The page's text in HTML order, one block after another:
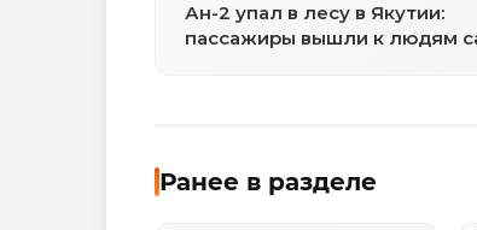
Ан-2 упал в лесу в Якутии:
пассажиры вышли к людям
Ранее в разделе